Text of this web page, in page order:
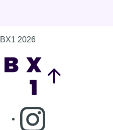
S'abonner à notre
Connaître BX1
Publicité